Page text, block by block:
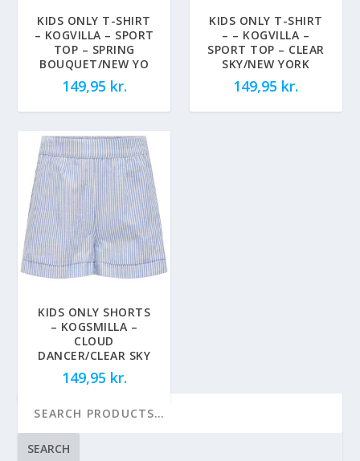
KIDS ONLY T-SHIRT
– KOGVILLA – SPORT
TOP – SPRING
BOUQUET/NEW YO
149,95 kr.
KIDS ONLY T-SHIRT
– – KOGVILLA –
SPORT TOP – CLEAR
SKY/NEW YORK
149,95 kr.
KIDS ONLY SHORTS
– KOGSMILLA –
CLOUD
DANCER/CLEAR SKY
149,95 kr.
SEARCH